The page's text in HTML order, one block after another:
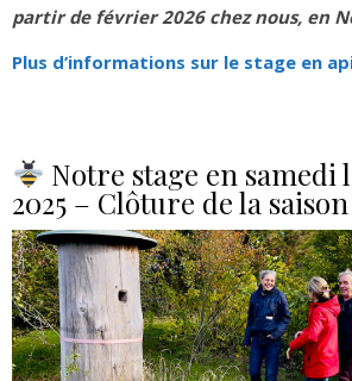
partir de février 2026 chez nous, en
Plus d’informations sur le stage en
Notre stage en samedi
2025 – Clôture de la